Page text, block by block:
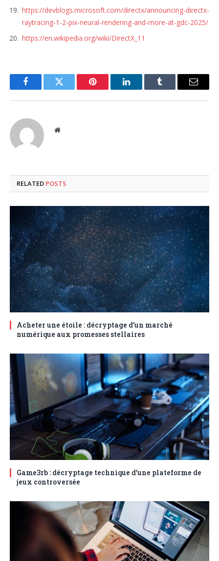
https://devblogs.microsoft.com/directx/announcing-directx-
raytracing-1-2-pix-neural-rendering-and-more-at-gdc-2025/
https://en.wikipedia.org/wiki/DirectX_11
FacebookTwitter Pinterest LinkedInTumblr Email
Website
RELATED POSTS
Acheter une étoile : décryptage d’un marché
numérique aux promesses stellaires
Game3rb : décryptage technique d’une plateforme de
jeux controversée